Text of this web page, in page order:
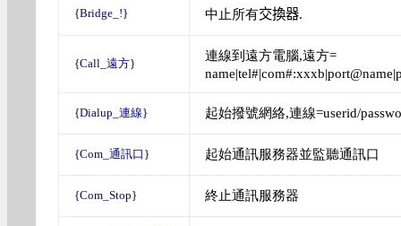
{Bridge_!} 中止 所有交換器.
{Call_遠方}
連線到遠方電腦,遠方=
{Dialup_連線} 起始撥號網絡,連線=userid/
{Com_通訊口} 起始通訊服務器並監聽通訊口
{Com_Stop} 終止通訊服務器